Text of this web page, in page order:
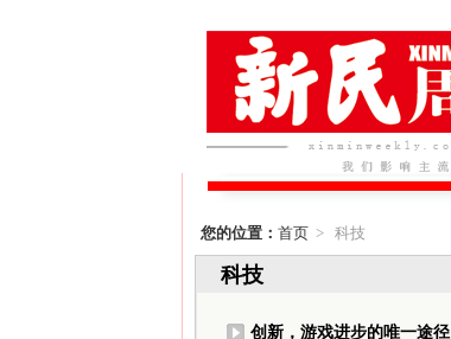
您的位置： 首页> 科技
科技
创新，游戏进步的唯一途径